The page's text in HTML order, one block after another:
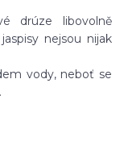
drúze libovolně
nejsou nijak
vody, neboť se